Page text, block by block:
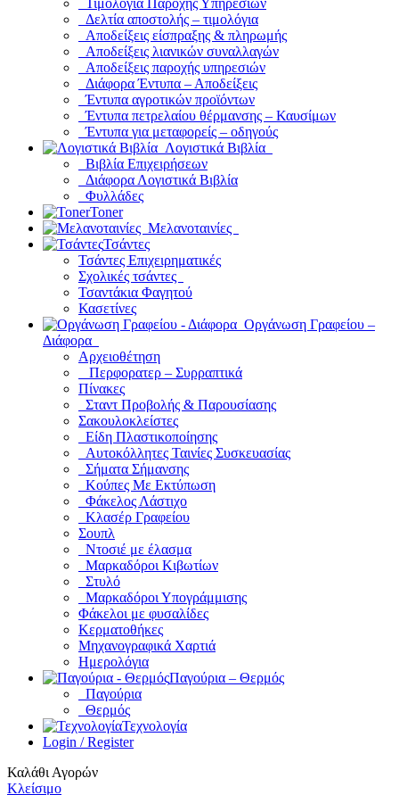
Τιμολόγια Παροχής Υπηρεσιών
Δελτία αποστολής – τιμολόγια
Αποδείξεις είσπραξης & πληρωμής
Αποδείξεις λιανικών συναλλαγών
Αποδείξεις παροχής υπηρεσιών
Διάφορα Έντυπα – Αποδείξεις
Έντυπα αγροτικών προϊόντων
Έντυπα πετρελαίου θέρμανσης – Καυσίμων
Έντυπα για μεταφορείς – οδηγούς
Λογιστικά Βιβλία
Βιβλία Επιχειρήσεων
Διάφορα Λογιστικά Βιβλία
Φυλλάδες
Toner
Μελανοταινίες
Τσάντες
Τσάντες Επιχειρηματικές
Σχολικές τσάντες
Τσαντάκια Φαγητού
Κασετίνες
Οργάνωση Γραφείου –
Διάφορα
Αρχειοθέτηση
Περφορατερ – Συρραπτικά
Πίνακες
Σταντ Προβολής & Παρουσίασης
Σακουλοκλείστες
Είδη Πλαστικοποίησης
Αυτοκόλλητες Ταινίες Συσκευασίας
Σήματα Σήμανσης
Κούπες Με Εκτύπωση
Φάκελος Λάστιχο
Κλασέρ Γραφείου
Σουπλ
Ντοσιέ με έλασμα
Μαρκαδόροι Κιβωτίων
Στυλό
Μαρκαδόροι Υπογράμμισης
Φάκελοι με φυσαλίδες
Κερματοθήκες
Μηχανογραφικά Χαρτιά
Ημερολόγια
Παγούρια – Θερμός
Παγούρια
Θερμός
Τεχνολογία
Login / Register
Καλάθι Αγορών
Κλείσιμο